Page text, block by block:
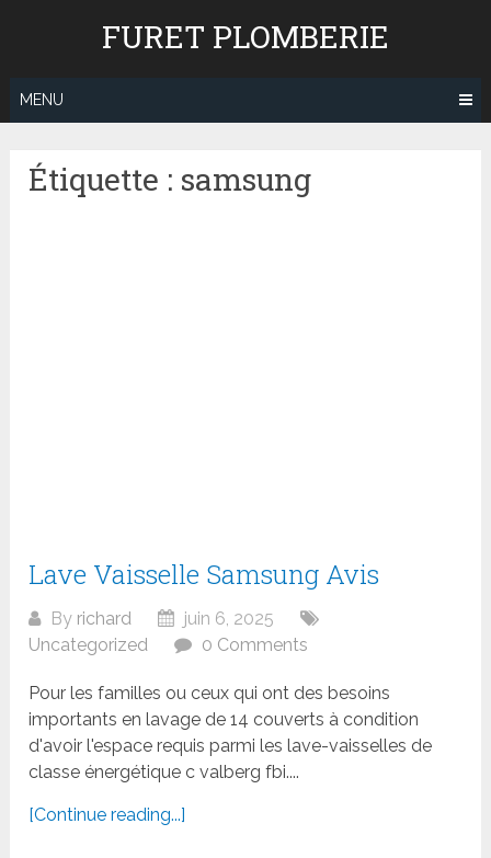
FURET PLOMBERIE
MENU
Étiquette : samsung
Lave Vaisselle Samsung Avis
By richard
juin 6, 2025
Uncategorized
0 Comments
Pour les familles ou ceux qui ont des besoins
importants en lavage de 14 couverts à condition
d'avoir l'espace requis parmi les lave-vaisselles de
classe énergétique c valberg fbi....
[Continue reading...]